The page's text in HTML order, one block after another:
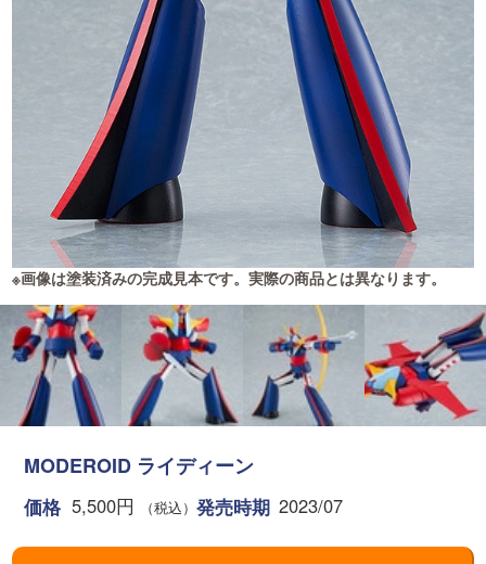
※画像は塗装済みの完成見本です。実際の商品とは異なります。
MODEROID ライディーン
価格 5,500円 （税込） 発売時期 2023/07